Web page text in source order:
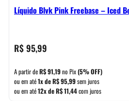
Líquido Blvk Pink Freebase – Iced
R$95,99
A partir deR$91,19no Pix(5% OFF)
ou em até1x deR$95,99sem juros
ou em até12x deR$11,44com juros